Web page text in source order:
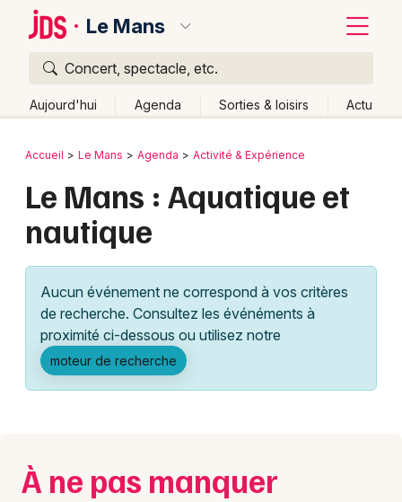
Le Mans
Concert, spectacle, etc.
Aujourd'hui Agenda Sorties & loisirs Actu
Publier un événement
Grands événements
Activité & Expérience
Manifestations
Foires & salons
Concerts
Bordeaux
Colmar
Lille
Lyon
Marseille
Mulhouse
Nice
Retour
Accueil Le Mans Agenda Activité & Expérience
Le Mans : Aquatique et
nautique
Aucun événement ne correspond à vos critères
de recherche. Consultez les événéments à
proximité ci-dessous ou utilisez notre
moteur de recherche
À ne pas manquer
Quoi ?
Où ?
Partout
Près de moi Changer de lieu
Quand ?
Aujourd'hui
Demain Ce week-end Autre